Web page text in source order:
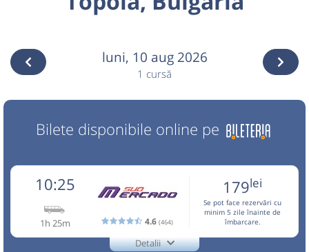
luni, 10 aug 2026
1 cursă
Bilete disponibile online pe
10:25
1h 25m 4.6 (464)
179lei
Se pot face rezervări cu
minim 5 zile înainte de
îmbarcare.
Detalii